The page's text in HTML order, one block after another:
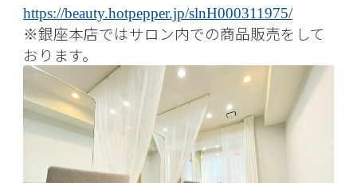
https://beauty.hotpepper.jp/slnH000311975/
※銀座本店ではサロン内での商品販売をして
おります。